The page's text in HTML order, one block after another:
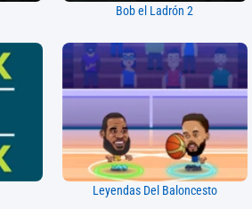
Bob el Ladrón 2
Leyendas Del Baloncesto